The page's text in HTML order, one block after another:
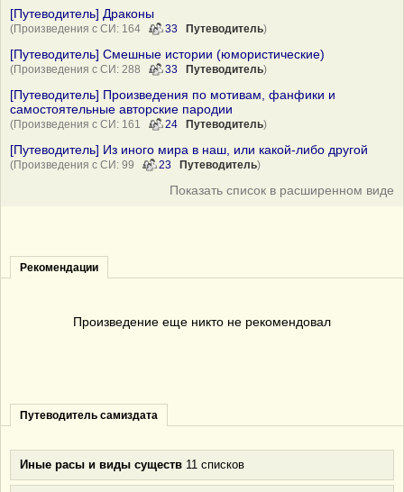
[Путеводитель] Драконы
(Произведения с СИ: 164 33 Путеводитель)
[Путеводитель] Смешные истории (юмористические)
(Произведения с СИ: 288 33 Путеводитель)
[Путеводитель] Произведения по мотивам, фанфики и
самостоятельные авторские пародии
(Произведения с СИ: 161 24 Путеводитель)
[Путеводитель] Из иного мира в наш, или какой-либо другой
(Произведения с СИ: 99 23 Путеводитель)
Показать список в расширенном виде
Рекомендации
Произведение еще никто не рекомендовал
Путеводитель самиздата
Иные расы и виды существ 11 списков